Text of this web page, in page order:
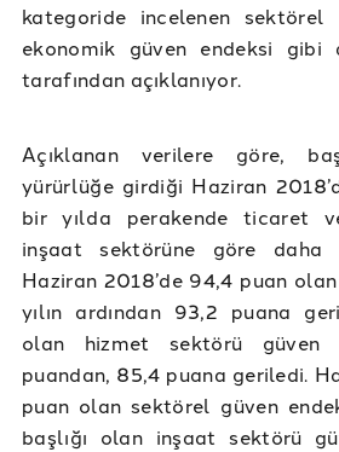
kategoride incelenen sektörel
ekonomik güven endeksi gibi
tarafından açıklanıyor.
Açıklanan verilere göre,
yürürlüğe girdiği Haziran
bir yılda perakende ticaret
inşaat sektörüne göre daha
Haziran 2018’de 94,4 puan
yılın ardından 93,2 puana
olan hizmet sektörü güven
puandan, 85,4 puana geriledi.
puan olan sektörel güven
başlığı olan inşaat sektörü